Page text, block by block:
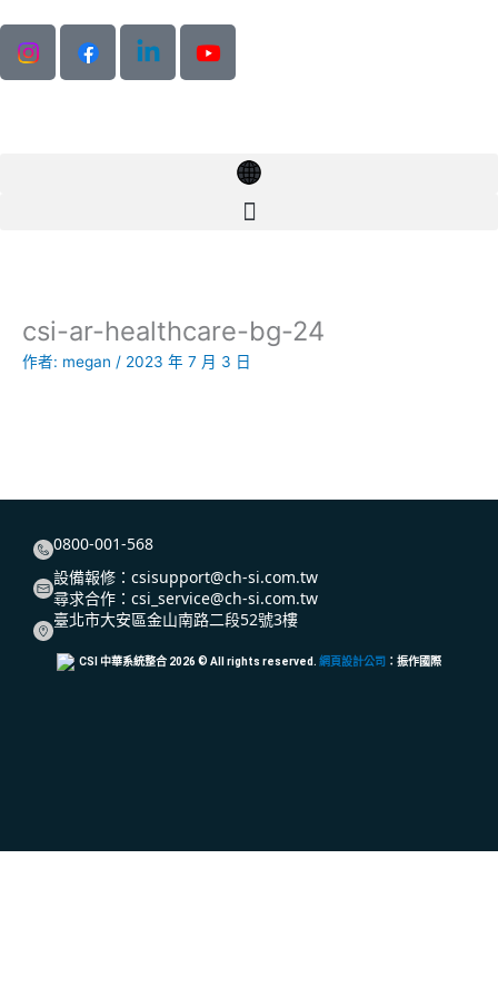
要
csi-ar-healthcare-bg-24
作者: megan / 2023 年 7 月 3 日
0800-001-568
設備報修： csisupport@ch-si.com.tw
尋求合作： csi_service@ch-si.com.tw
臺北市大安區金山南路二段52號3樓
CSI 中華系統整合 2026 © All rights reserved. 網頁設計公司 ：振作國際